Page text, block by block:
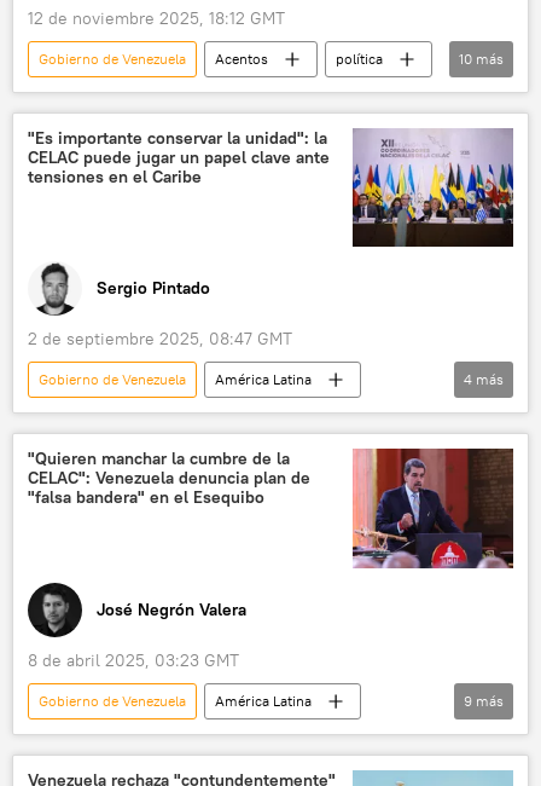
12 de noviembre 2025, 18:12 GMT
Gobierno de Venezuela Acentos
política
seguridad
Nicolás Maduro
Venezuela
Mara Salvatrucha
USS Gerald R. Ford (CVN-78)
Donald Trump
10 más
"Es importante conservar la unidad": la
CELAC puede jugar un papel clave ante
tensiones en el Caribe
Sergio Pintado
2 de septiembre 2025, 08:47 GMT
Gobierno de Venezuela
América Latina
Venezuela
CELAC
Caribe
EEUU
4 más
"Quieren manchar la cumbre de la
CELAC": Venezuela denuncia plan de
"falsa bandera" en el Esequibo
José Negrón Valera
8 de abril 2025, 03:23 GMT
Gobierno de Venezuela
América Latina
política
Delcy Rodríguez
Venezuela
Esequibo
Guyana
ExxonMobil
9 más
Venezuela rechaza "contundentemente"